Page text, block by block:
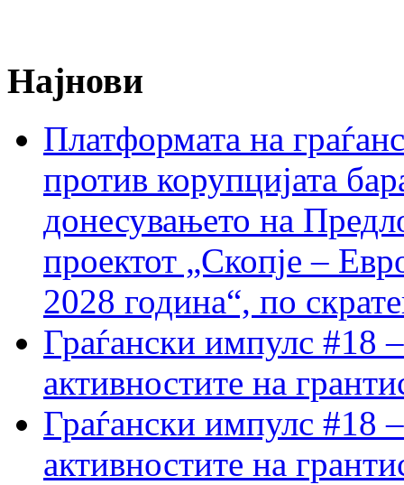
Најнови
Платформата на
против корупцијата
донесувањето на
проектот „Скопје –
2028 година“, по
Граѓански импулс #18
активностите на
Граѓански импулс #18
активностите на